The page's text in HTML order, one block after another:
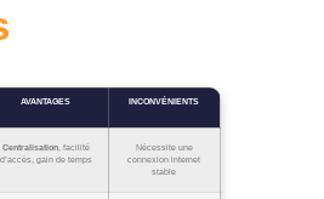
AVANTAGES INCONVÉNIENTS
Centralisation, facilité
d’accès, gain de temps
Nécessite une
connexion internet
stable